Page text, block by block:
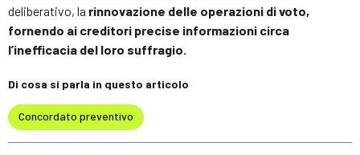
deliberativo, la rinnovazione delle operazioni di voto,
fornendo ai creditori precise informazioni circa
l’inefficacia del loro suffragio.
Di cosa si parla in questo articolo
Concordato preventivo